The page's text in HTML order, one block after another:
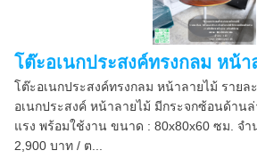
โต๊ะอเนกประสงค์ทรงกลม หน้า
โต๊ะอเนกประสงค์ทรงกลม หน้าลายไม้ รายล
อเนกประสงค์ หน้าลายไม้ มีกระจกซ้อนด้านล่
แรง พร้อมใช้งาน ขนาด : 80x80x60 ซม. จำ
2,900 บาท / ต...